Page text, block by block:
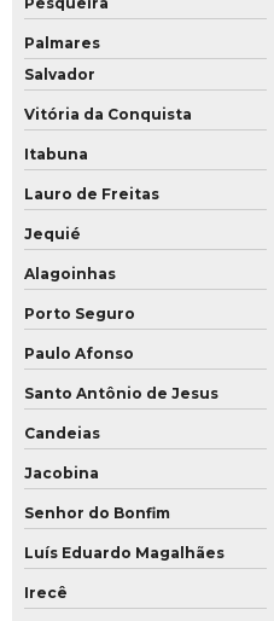
Palmares
Salvador
Vitória da Conquista
Itabuna
Lauro de Freitas
Jequié
Alagoinhas
Porto Seguro
Paulo Afonso
Santo Antônio de Jesus
Candeias
Jacobina
Senhor do Bonfim
Luís Eduardo Magalhães
Irecê